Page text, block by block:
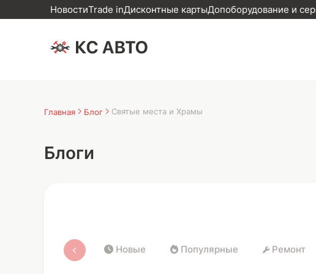
НовостиTrade inДисконтные картыДопоборудование и
Главная Блог Святые места и Храмы
Блоги
Новые Популярные Ремонт